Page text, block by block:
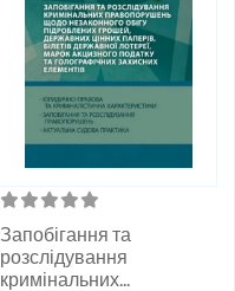
Запобігання та
розслідування
кримінальних...